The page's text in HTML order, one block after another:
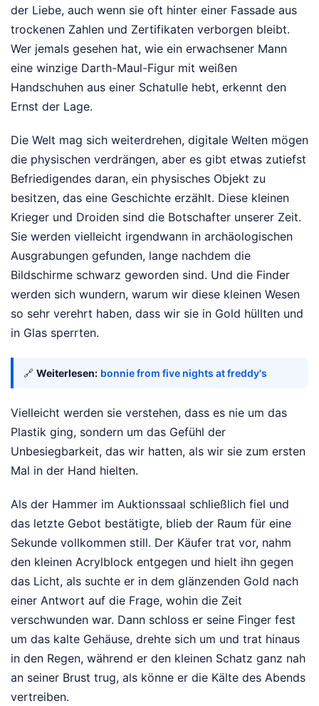
der Liebe, auch wenn sie oft hinter einer Fassade aus
trockenen Zahlen und Zertifikaten verborgen bleibt.
Wer jemals gesehen hat, wie ein erwachsener Mann
eine winzige Darth-Maul-Figur mit weißen
Handschuhen aus einer Schatulle hebt, erkennt den
Ernst der Lage.
Die Welt mag sich weiterdrehen, digitale Welten mögen
die physischen verdrängen, aber es gibt etwas zutiefst
Befriedigendes daran, ein physisches Objekt zu
besitzen, das eine Geschichte erzählt. Diese kleinen
Krieger und Droiden sind die Botschafter unserer Zeit.
Sie werden vielleicht irgendwann in archäologischen
Ausgrabungen gefunden, lange nachdem die
Bildschirme schwarz geworden sind. Und die Finder
werden sich wundern, warum wir diese kleinen Wesen
so sehr verehrt haben, dass wir sie in Gold hüllten und
in Glas sperrten.
🔗 Weiterlesen: bonnie from five nights at freddy's
Vielleicht werden sie verstehen, dass es nie um das
Plastik ging, sondern um das Gefühl der
Unbesiegbarkeit, das wir hatten, als wir sie zum ersten
Mal in der Hand hielten.
Als der Hammer im Auktionssaal schließlich fiel und
das letzte Gebot bestätigte, blieb der Raum für eine
Sekunde vollkommen still. Der Käufer trat vor, nahm
den kleinen Acrylblock entgegen und hielt ihn gegen
das Licht, als suchte er in dem glänzenden Gold nach
einer Antwort auf die Frage, wohin die Zeit
verschwunden war. Dann schloss er seine Finger fest
um das kalte Gehäuse, drehte sich um und trat hinaus
in den Regen, während er den kleinen Schatz ganz nah
an seiner Brust trug, als könne er die Kälte des Abends
vertreiben.